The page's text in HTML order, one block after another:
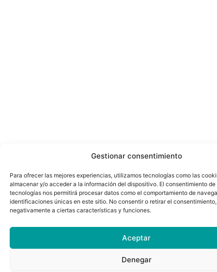
Gestionar consentimiento
Para ofrecer las mejores experiencias, utilizamos tecnologías como las
almacenar y/o acceder a la información del dispositivo. El consentimiento de
tecnologías nos permitirá procesar datos como el comportamiento de
identificaciones únicas en este sitio. No consentir o retirar el
negativamente a ciertas características y funciones.
Aceptar
Denegar